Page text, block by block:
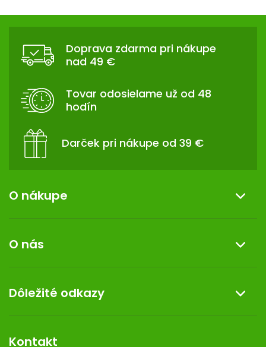
Doprava zdarma pri nákupe
nad 49 €
Tovar odosielame už od 48
hodín
Darček pri nákupe od 39 €
O nákupe
Reklamácia a vrátenie tovaru
Doprava a platba
Darček k nákupu
O nás
Kontakt
Dermocentrum
Dôležité odkazy
Kontakt